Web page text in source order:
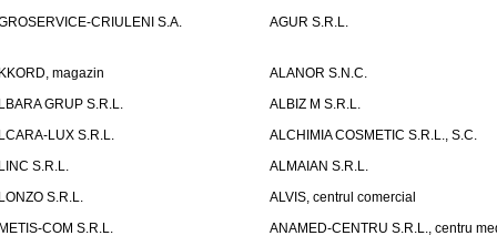
CRIULENI S.A.
AGUR S.R.L.
magazin
ALANOR S.N.C.
GRUP S.R.L.
ALBIZ M S.R.L.
LUX S.R.L.
ALCHIMIA COSMETIC S.R.L., S.C.
S.R.L.
ALMAIAN S.R.L.
S.R.L.
ALVIS, centrul comercial
COM S.R.L.
ANAMED-CENTRU S.R.L., centru